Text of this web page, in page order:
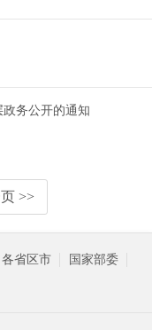
务公开的通知
>>
各省区市
国家部委